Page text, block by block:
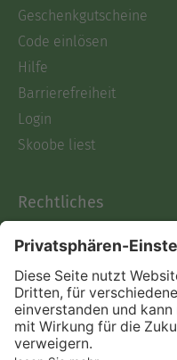
Geschenkgutscheine
Code einlösen
Hilfe
Barrierefreiheit
Login
Skoobe liest
Rechtliches
AGB
Informationen nach Data
Act
Verträge hier kündigen
Impressum